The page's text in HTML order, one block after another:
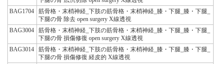
BAG1704
筋骨格・末梢神経_下肢の筋骨格・末梢神経_膝・下腿_膝・下腿_
下腿の骨 除去 open surgery X線透視
BAG3004
筋骨格・末梢神経_下肢の筋骨格・末梢神経_膝・下腿_膝・下腿_
下腿の骨 損傷修復 open surgery X線透視
BAG3014
筋骨格・末梢神経_下肢の筋骨格・末梢神経_膝・下腿_膝・下腿_
下腿の骨 損傷修復 経皮的 X線透視